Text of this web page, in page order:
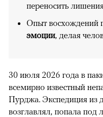
переносить
Опыт восхождений
эмоции, делая
30 июля 2026 года в
всемирно известный
Пурджа. Экспедиция из
возглавлял, попала под